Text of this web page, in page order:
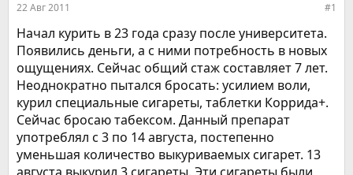
м
ы
а
а
22 Авг 2011 #1
Начал курить в 23 года сразу после университета.
Появились деньги, а с ними потребность в новых
ощущениях. Сейчас общий стаж составляет 7 лет.
Неоднократно пытался бросать: усилием воли,
курил специальные сигареты, таблетки Коррида+.
Сейчас бросаю табексом. Данный препарат
употреблял с 3 по 14 августа, постепенно
уменьшая количество выкуриваемых сигарет. 13